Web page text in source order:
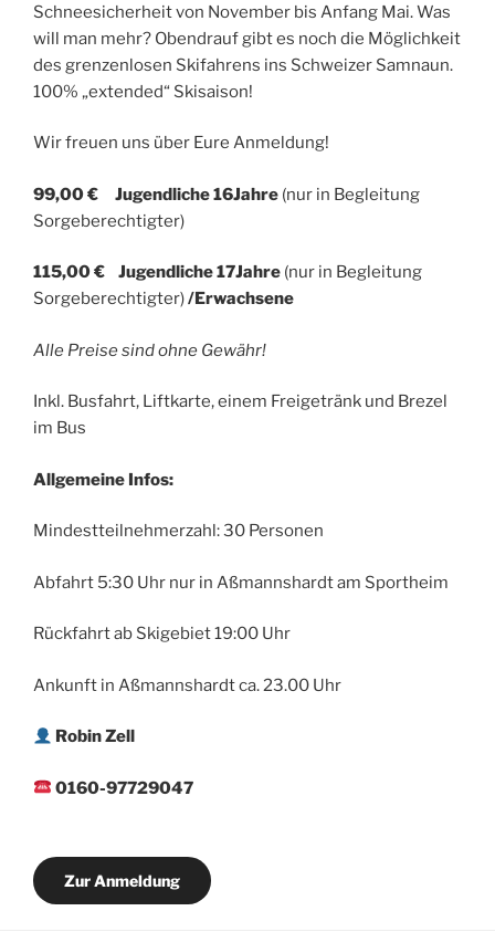
Schneesicherheit von November bis Anfang Mai. Was
will man mehr? Obendrauf gibt es noch die Möglichkeit
des grenzenlosen Skifahrens ins Schweizer Samnaun.
100% „extended“ Skisaison!
Wir freuen uns über Eure Anmeldung!
99,00 € Jugendliche 16Jahre (nur in Begleitung
Sorgeberechtigter)
115,00 € Jugendliche 17Jahre (nur in Begleitung
Sorgeberechtigter)/Erwachsene
Alle Preise sind ohne Gewähr!
Inkl. Busfahrt, Liftkarte, einem Freigetränk und Brezel
im Bus
Allgemeine Infos:
Mindestteilnehmerzahl: 30 Personen
Abfahrt 5:30 Uhr nur in Aßmannshardt am Sportheim
Rückfahrt ab Skigebiet 19:00 Uhr
Ankunft in Aßmannshardt ca. 23.00 Uhr
Robin Zell
0160-97729047
Zur Anmeldung